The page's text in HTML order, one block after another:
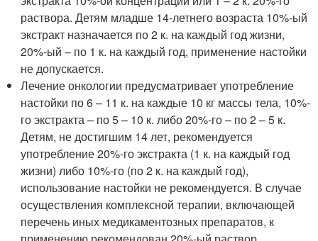
раствора. Детям младше 14-летнего возраста 10%-ый
экстракт назначается по 2 к. на каждый год жизни,
20%-ый – по 1 к. на каждый год, применение настойки
не допускается.
Лечение онкологии предусматривает употребление
настойки по 6 – 11 к. на каждые 10 кг массы тела, 10%-
го экстракта – по 5 – 10 к. либо 20%-го – по 2 – 5 к.
Детям, не достигшим 14 лет, рекомендуется
употребление 20%-го экстракта (1 к. на каждый год
жизни) либо 10%-го (по 2 к. на каждый год),
использование настойки не рекомендуется. В случае
осуществления комплексной терапии, включающей
перечень иных медикаментозных препаратов, к